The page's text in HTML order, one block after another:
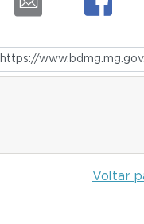
Voltar